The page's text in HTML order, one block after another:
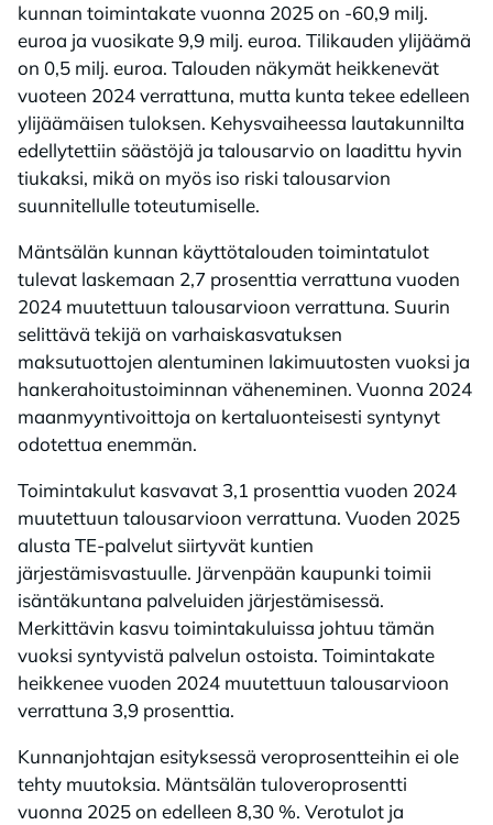
kunnan toimintakate vuonna 2025 on -60,9 milj.
euroa ja vuosikate 9,9 milj. euroa. Tilikauden ylijäämä
on 0,5 milj. euroa. Talouden näkymät heikkenevät
vuoteen 2024 verrattuna, mutta kunta tekee edelleen
ylijäämäisen tuloksen. Kehysvaiheessa lautakunnilta
edellytettiin säästöjä ja talousarvio on laadittu hyvin
tiukaksi, mikä on myös iso riski talousarvion
suunnitellulle toteutumiselle.
Mäntsälän kunnan käyttötalouden toimintatulot
tulevat laskemaan 2,7 prosenttia verrattuna vuoden
2024 muutettuun talousarvioon verrattuna. Suurin
selittävä tekijä on varhaiskasvatuksen
maksutuottojen alentuminen lakimuutosten vuoksi ja
hankerahoitustoiminnan väheneminen. Vuonna 2024
maanmyyntivoittoja on kertaluonteisesti syntynyt
odotettua enemmän.
Toimintakulut kasvavat 3,1 prosenttia vuoden 2024
muutettuun talousarvioon verrattuna. Vuoden 2025
alusta TE-palvelut siirtyvät kuntien
järjestämisvastuulle. Järvenpään kaupunki toimii
isäntäkuntana palveluiden järjestämisessä.
Merkittävin kasvu toimintakuluissa johtuu tämän
vuoksi syntyvistä palvelun ostoista. Toimintakate
heikkenee vuoden 2024 muutettuun talousarvioon
verrattuna 3,9 prosenttia.
Kunnanjohtajan esityksessä veroprosentteihin ei ole
tehty muutoksia. Mäntsälän tuloveroprosentti
vuonna 2025 on edelleen 8,30 %. Verotulot ja